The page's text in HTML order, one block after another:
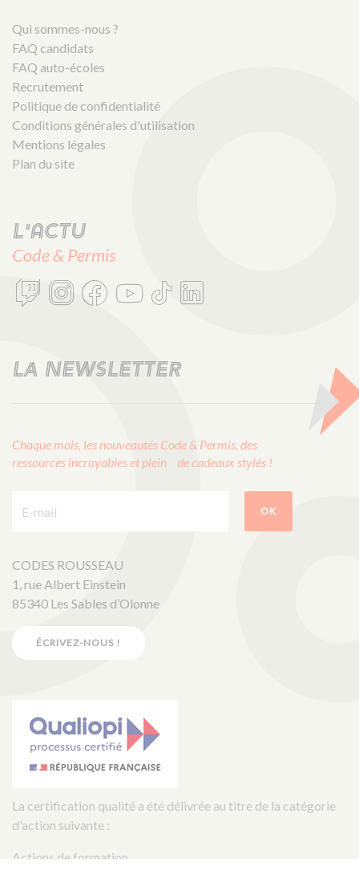
Qui sommes-nous ?
FAQ candidats
FAQ auto-écoles
Recrutement
Politique de confidentialité
Conditions générales d'utilisation
Mentions légales
Plan du site
L'actu
Code & Permis
LA NEWSLETTER
Chaque mois, les nouveautés Code & Permis, des
ressources incroyables et plein de cadeaux stylés !
OK
CODES ROUSSEAU
1, rue Albert Einstein
85340 Les Sables d’Olonne
ÉCRIVEZ-NOUS !
La certification qualité a été délivrée au titre de la catégorie
d'action suivante :
Actions de formation